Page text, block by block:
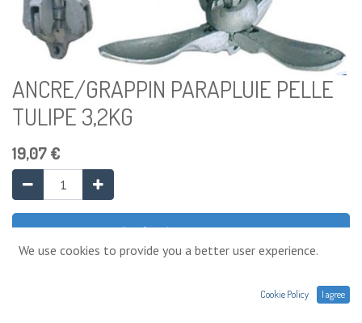
ANCRE/GRAPPIN PARAPLUIE PELLE
TULIPE 3,2KG
19,07€
Ajouter au panier
We use cookies to provide you a better user experience.
Cookie Policy I agree